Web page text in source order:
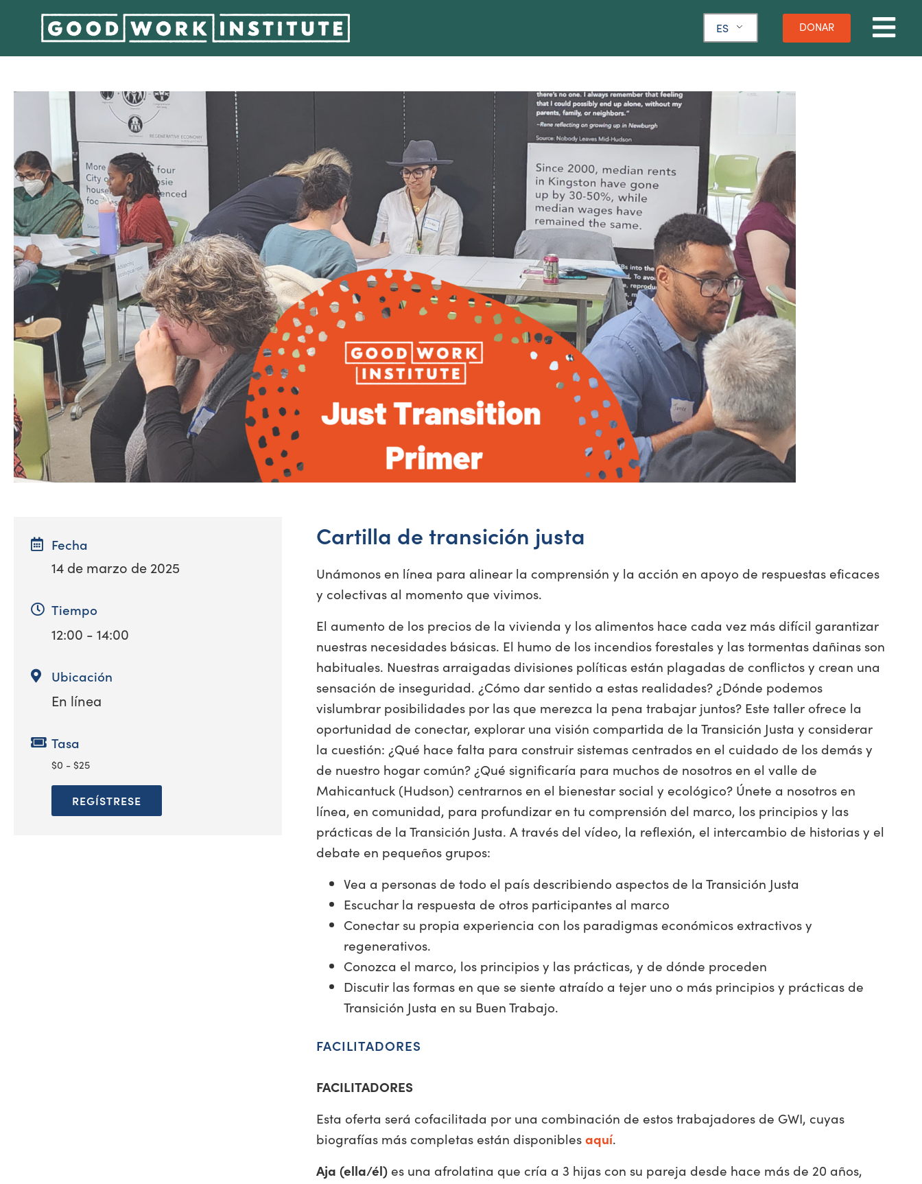
ES DONAR
Fecha
14 de marzo de 2025
Tiempo
12:00 - 14:00
Ubicación
En línea
Tasa
$0 - $25
REGÍSTRESE
Cartilla de transición justa
Unámonos en línea para alinear la comprensión y la acción en apoyo de respuestas eficaces
y colectivas al momento que vivimos.
El aumento de los precios de la vivienda y los alimentos hace cada vez más difícil garantizar
nuestras necesidades básicas. El humo de los incendios forestales y las tormentas dañinas son
habituales. Nuestras arraigadas divisiones políticas están plagadas de conflictos y crean una
sensación de inseguridad. ¿Cómo dar sentido a estas realidades? ¿Dónde podemos
vislumbrar posibilidades por las que merezca la pena trabajar juntos? Este taller ofrece la
oportunidad de conectar, explorar una visión compartida de la Transición Justa y considerar
la cuestión: ¿Qué hace falta para construir sistemas centrados en el cuidado de los demás y
de nuestro hogar común? ¿Qué significaría para muchos de nosotros en el valle de
Mahicantuck (Hudson) centrarnos en el bienestar social y ecológico? Únete a nosotros en
línea, en comunidad, para profundizar en tu comprensión del marco, los principios y las
prácticas de la Transición Justa. A través del vídeo, la reflexión, el intercambio de historias y el
debate en pequeños grupos:
Vea a personas de todo el país describiendo aspectos de la Transición Justa
Escuchar la respuesta de otros participantes al marco
Conectar su propia experiencia con los paradigmas económicos extractivos y
regenerativos.
Conozca el marco, los principios y las prácticas, y de dónde proceden
Discutir las formas en que se siente atraído a tejer uno o más principios y prácticas de
Transición Justa en su Buen Trabajo.
FACILITADORES
FACILITADORES
Esta oferta será cofacilitada por una combinación de estos trabajadores de GWI, cuyas
biografías más completas están disponiblesaquí.
Aja (ella/él) es una afrolatina que cría a 3 hijas con su pareja desde hace más de 20 años,